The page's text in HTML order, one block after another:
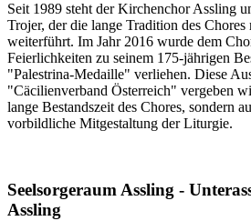
Seit 1989 steht der Kirchenchor Assling
Trojer, der die lange Tradition des
weiterführt. Im Jahr 2016 wurde dem
Feierlichkeiten zu seinem 175-jährigen
"Palestrina-Medaille" verliehen. Diese
"Cäcilienverband Österreich" vergeben
lange Bestandszeit des Chores, sondern
vorbildliche Mitgestaltung der Liturgie.
Seelsorgeraum Assling -
Assling